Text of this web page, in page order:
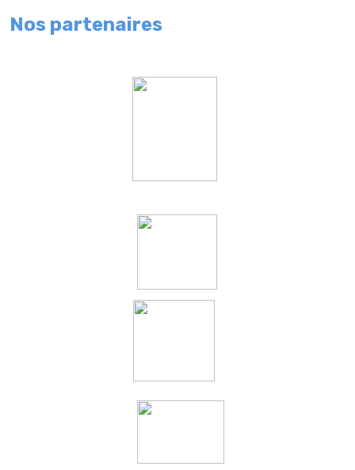
Nos partenaires